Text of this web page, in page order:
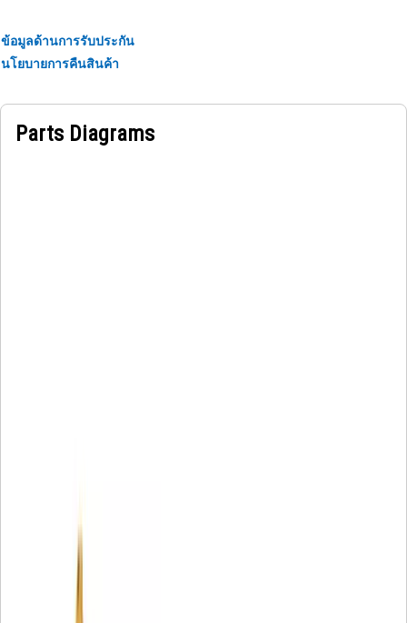
ข้อมูลด้านการรับประกัน
นโยบายการคืนสินค้า
Parts Diagrams